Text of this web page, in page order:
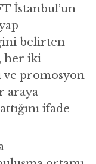
İstanbul’un
belirten
her iki
ve promosyon
araya
ifade